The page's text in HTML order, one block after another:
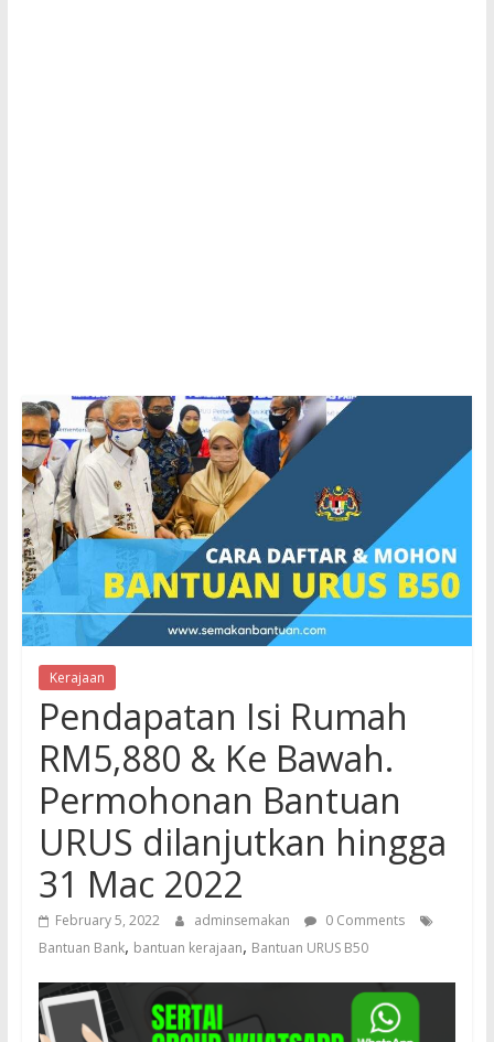
Kerajaan
Pendapatan Isi Rumah
RM5,880 & Ke Bawah.
Permohonan Bantuan
URUS dilanjutkan hingga
31 Mac 2022
February 5, 2022 adminsemakan
0 Comments
Bantuan Bank, bantuan kerajaan, Bantuan URUS B50